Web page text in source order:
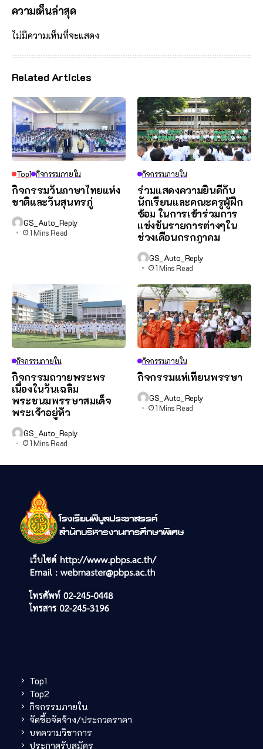
ความเห็นล่าสุด
ไม่มีความเห็นที่จะแสดง
Related Articles
Top1 กิจกรรมภายใน
กิจกรรมวันภาษาไทยแห่ง
ชาติและวันสุนทรภู่
GS_Auto_Reply
1 Mins Read
กิจกรรมภายใน
ร่วมแสดงความยินดีกับ
นักเรียนและคณะครูผู้ฝึก
ซ้อม ในการเข้าร่วมการ
แข่งขันรายการต่างๆใน
ช่วงเดือนกรกฎาคม
GS_Auto_Reply
1 Mins Read
กิจกรรมภายใน
กิจกรรมถวายพระพร
เนื่องในวันเฉลิม
พระชนมพรรษาสมเด็จ
พระเจ้าอยู่หัว
GS_Auto_Reply
1 Mins Read
กิจกรรมภายใน
กิจกรรมแห่เทียนพรรษา
GS_Auto_Reply
1 Mins Read
Top1
Top2
กิจกรรมภายใน
จัดซื้อจัดจ้าง/ประกวดราคา
บทความวิชาการ
ประกาศรับสมัคร